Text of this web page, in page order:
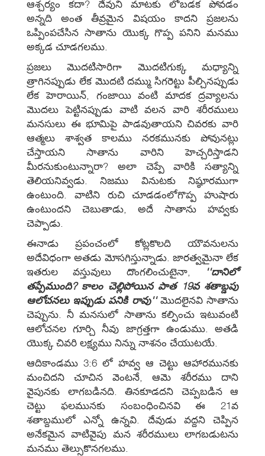
ఆశ్చర్యం కదా? దేవుని మాటకు లోబడక పోవడం
అన్నది అంత తీవ్రమైన విషయం కాదని ప్రజలను
ఒప్పింపచేసిన సాతాను యొక్క గొప్ప పనిని మనము
అక్కడ చూడగలము.
ప్రజలు మొదటిసారిగా మొదటిగుక్క మధ్యాన్ని
త్రాగినప్పుడు లేక మొదటి దమ్ము సిగరెట్టు పీల్చినప్పుడు
లేక హెరాయిన్, గంజాయి వంటి మాదక ద్రవ్యాలను
మొదలు పెట్టినప్పుడు వాటి వలన వారి శరీరములు
మనసులు ఈ భూమిపై పాడవుతాయని చివరకు వారి
ఆత్మలు శాశ్వత కాలము నరకమునకు పోవునట్లు
చేస్తాయని సాతాను వారిని హెచ్చరిస్తాడని
మీరనుకుంటున్నారా? అలా చెప్పే వారికి సత్యాన్ని
తెలియనివ్వడు. నిజము వినుటకు నిష్ఠూరముగా
ఉంటుంది. వాటిని రుచి చూడడంలోగొప్ప హుషారు
ఉంటుందని చెబుతాడు, అదే సాతాను హవ్వకు
చెప్పాడు.
ఈనాడు ప్రపంచంలో కోట్లకొలది యౌవనులను
అదేవిధంగా అతడు మోసగిస్తున్నాడు. జారత్వమైనా లేక
ఇతరుల వస్తువులు దొంగలించుటైనా,
''దానిలో
తప్పేముంది? కాలం చెల్లిపోయిన పాత 19వ శతాబ్డపు
ఆలోచనలు ఇప్పుడు పనికి రావు''మొదలైనవి సాతాను
చెప్పును. నీ మనసులో సాతాను కల్పించు ఇటువంటి
ఆలోచనల గూర్చి నీవు జాగ్రత్తగా ఉండుము. అతడి
యొక్క చివరి లక్ష్యము నిన్ను నాశనం చేయుటయే.
ఆదికాండము 3:6 లో హవ్వ ఆ చెట్టు ఆహారమునకు
మంచిదని చూచిన వెంటనే, ఆమె శరీరము దాని
వైపునకు లాగబడినది. తినకూడదని చెప్పబడిన ఆ
చెట్టు ఫలమునకు సంబంధించినవి ఈ 21వ
శతాబ్దములో ఎన్నో ఉన్నవి. దేవుడు వద్దని చెప్పిన
అనేకమైన వాటివైపు మన శరీరములు లాగబడుటను
మనము తెల్సుకొనగలము.